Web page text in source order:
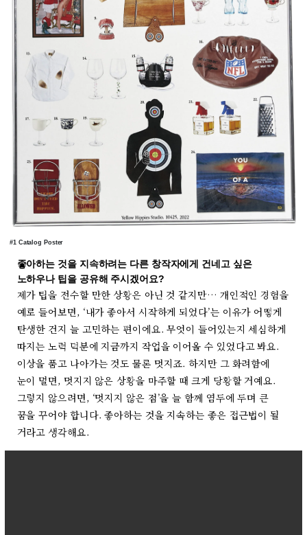
#1 Catalog Poster
좋아하는 것을 지속하려는 다른 창작자에게 건네고 싶은
노하우나 팁을 공유해 주시겠어요?
제가 팁을 전수할 만한 상황은 아닌 것 같지만… 개인적인 경험을
예로 들어보면, ‘내가 좋아서 시작하게 되었다’는 이유가 어떻게
탄생한 건지 늘 고민하는 편이에요. 무엇이 들어있는지 세심하게
따지는 노력 덕분에 지금까지 작업을 이어올 수 있었다고 봐요.
이상을 품고 나아가는 것도 물론 멋지죠. 하지만 그 화려함에
눈이 멀면, 멋지지 않은 상황을 마주할 때 크게 당황할 거예요.
그렇지 않으려면, ‘멋지지 않은 점’을 늘 함께 염두에 두며 큰
꿈을 꾸어야 합니다. 좋아하는 것을 지속하는 좋은 접근법이 될
거라고 생각해요.